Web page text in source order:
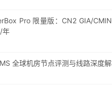
Pro 限量版：CN2 GIA/
年
全球机房节点评测与线路深度